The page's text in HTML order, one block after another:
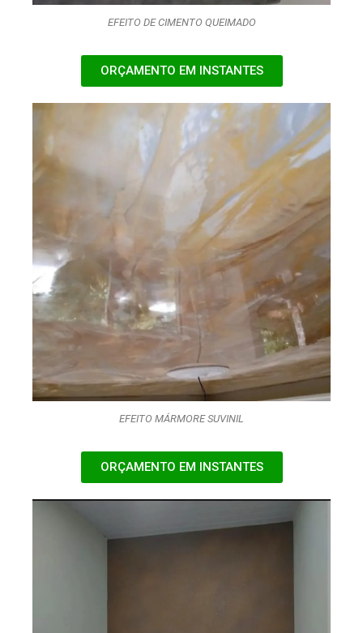
EFEITO DE CIMENTO QUEIMADO
ORÇAMENTO EM INSTANTES
EFEITO MÁRMORE SUVINIL
ORÇAMENTO EM INSTANTES